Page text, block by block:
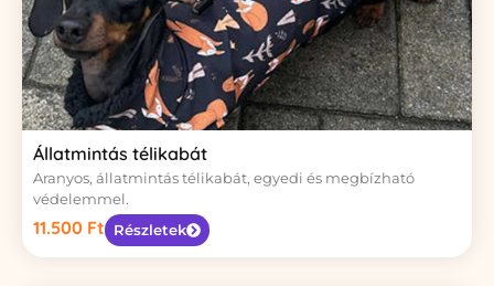
Állatmintás télikabát
Aranyos, állatmintás télikabát, egyedi és megbízható
védelemmel.
11.500 Ft Részletek